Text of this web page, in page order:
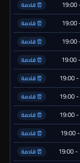
⏰ قادمة
⏰ قادمة
⏰ قادمة
⏰ قادمة
⏰ قادمة
⏰ قادمة
⏰ قادمة
⏰ قادمة
⏰ قادمة